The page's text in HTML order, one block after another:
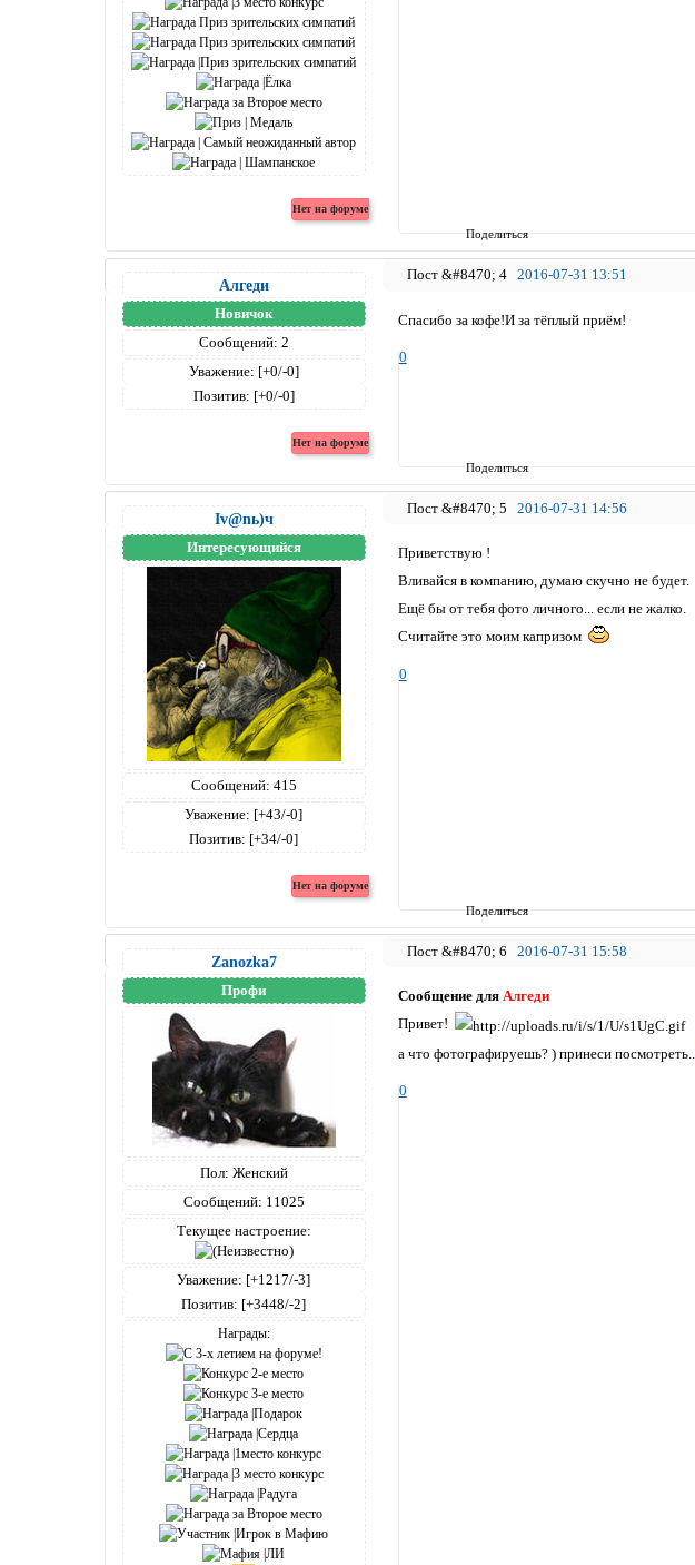
Поделиться
Поделиться
4 2016-07-31 13:51
Алгеди
Новичок
Сообщений: 2
Уважение: [+0/-0]
Позитив: [+0/-0]
Спасибо за кофе!И за тёплый приём!
0
Поделиться
5 2016-07-31 14:56
Iv@nь)ч
Интересующийся
Сообщений: 415
Уважение: [+43/-0]
Позитив: [+34/-0]
Приветствую !
Вливайся в компанию, думаю скучно не будет.
Ещё бы от тебя фото личного... если не жалко.
Считайте это моим капризом
0
6 2016-07-31 15:58
Zanozka7
Профи
Пол: Женский
Сообщений: 11025
Текущее настроение:
Уважение: [+1217/-3]
Позитив: [+3448/-2]
Награды:
Сообщение для Алгеди
Привет!
а что фотографируешь? ) принеси посмотреть...
0